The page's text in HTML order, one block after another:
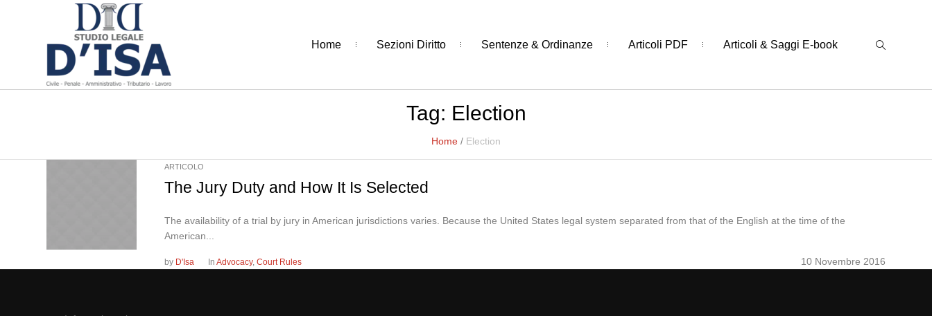
Home Sezioni Diritto Sentenze & Ordinanze Articoli PDF Articoli & Saggi E-book
Tag: Election
Home / Election
ARTICOLO
The Jury Duty and How It Is Selected
The availability of a trial by jury in American jurisdictions varies. Because the United States legal system separated from that of the English at the time of the
American...
10 Novembre 2016
by D'Isa InAdvocacy,Court Rules